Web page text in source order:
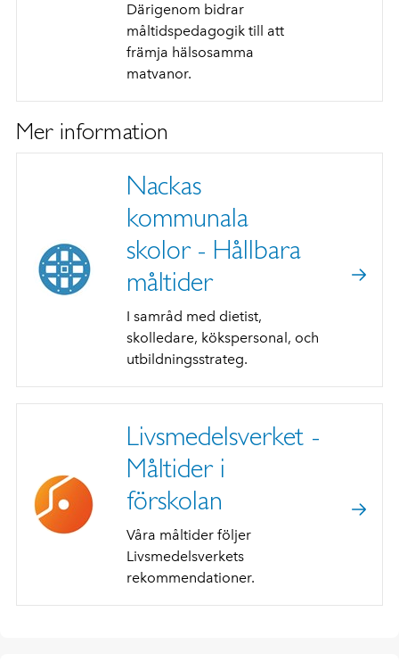
Därigenom bidrar
måltidspedagogik till att
främja hälsosamma
matvanor.
Mer information
Nackas
kommunala
skolor - Hållbara
måltider
I samråd med dietist,
skolledare, kökspersonal, och
utbildningsstrateg.
Livsmedelsverket -
Måltider i
förskolan
Våra måltider följer
Livsmedelsverkets
rekommendationer.